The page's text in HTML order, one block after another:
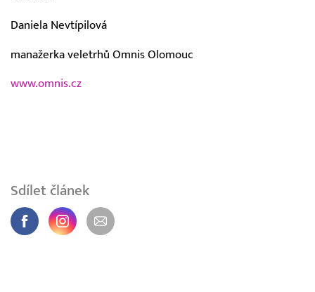
Daniela Nevtípilová
manažerka veletrhů Omnis Olomouc
www.omnis.cz
Sdílet článek